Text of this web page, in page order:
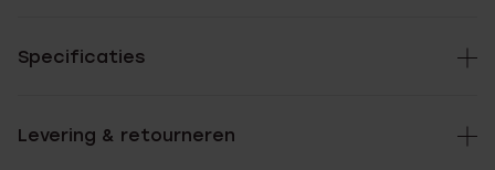
Specificaties
Levering & retourneren